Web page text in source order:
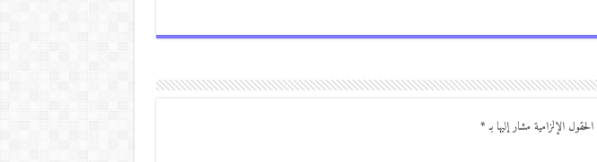
الحقول الإلزامية مشار إليها بـ*